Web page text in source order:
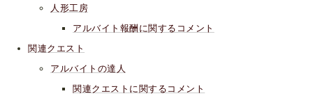
人形工房
アルバイト報酬に関するコメント
関連クエスト
アルバイトの達人
関連クエストに関するコメント